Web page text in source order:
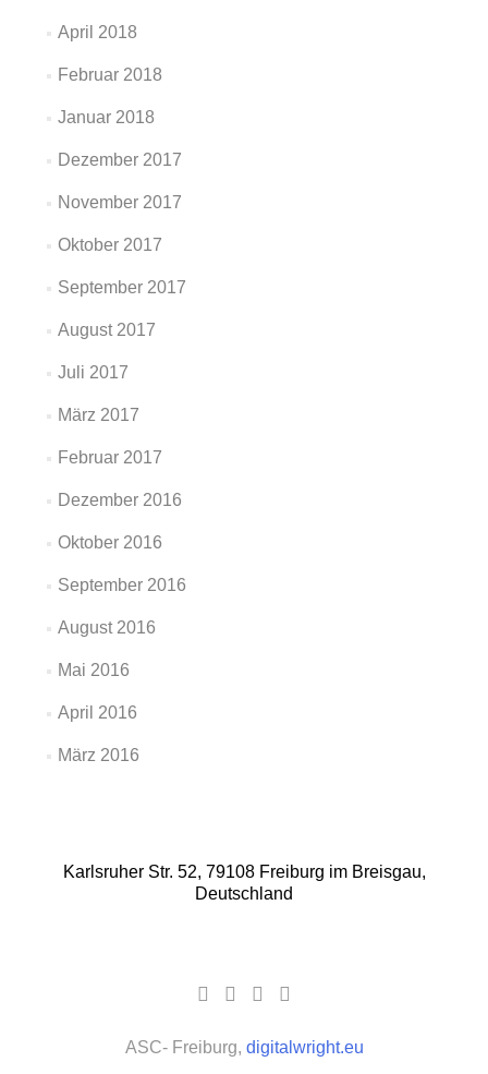
April 2018
Februar 2018
Januar 2018
Dezember 2017
November 2017
Oktober 2017
September 2017
August 2017
Juli 2017
März 2017
Februar 2017
Dezember 2016
Oktober 2016
September 2016
August 2016
Mai 2016
April 2016
März 2016
Karlsruher Str. 52, 79108 Freiburg im Breisgau,
Deutschland
Facebook-
GoogleYouTube-
Instagram
ASC- Freiburg, digitalwright.eu